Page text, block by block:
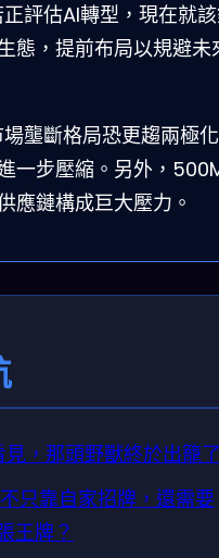
評估AI轉型，現在就
態，提前布局以規避未
壟斷格局恐更趨兩極
一步壓縮。另外，
應鏈構成巨大壓力。
，那頭野獸終於出籠
只靠自家招牌，還需要
王牌？